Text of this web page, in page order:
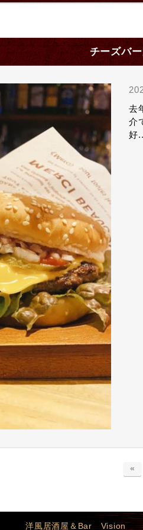
チーズバ
去
介
好
«
洋風居酒屋＆Bar Vision